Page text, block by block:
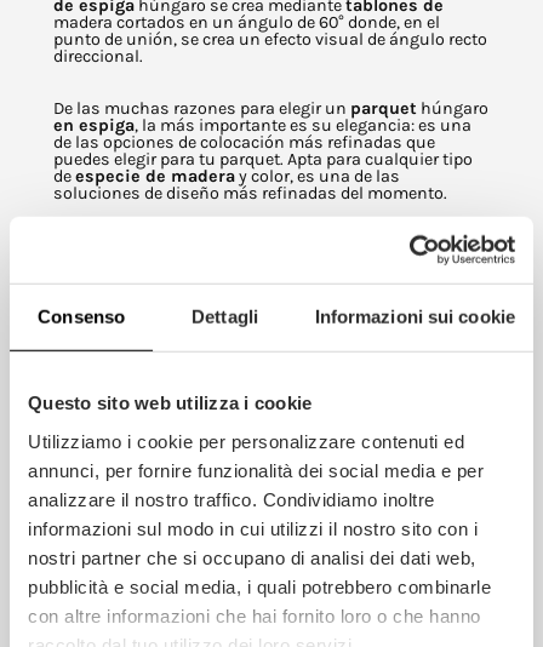
Consenso Dettagli Informazioni sui cookie
Questo sito web utilizza i cookie
Utilizziamo i cookie per personalizzare contenuti ed
annunci, per fornire funzionalità dei social media e per
analizzare il nostro traffico. Condividiamo inoltre
informazioni sul modo in cui utilizzi il nostro sito con i
nostri partner che si occupano di analisi dei dati web,
pubblicità e social media, i quali potrebbero combinarle
con altre informazioni che hai fornito loro o che hanno
de espiga húngaro se crea mediantetablones de
madera cortados en un ángulo de 60° donde, en el
punto de unión, se crea un efecto visual de ángulo recto
direccional.
De las muchas razones para elegir un parquet húngaro
en espiga, la más importante es su elegancia: es una
de las opciones de colocación más refinadas que
puedes elegir para tu parquet. Apta para cualquier tipo
deespecie de maderay color, es una de las
soluciones de diseño más refinadas del momento.
Rovere Essential Neutro,
suelo de madera
El barniz utilizado, para todos los productos Berti, es un
tóxicas, especialmente diseñado y formulado con
sometidas a diversas pruebas de resistencia.
El resultado es un parquetsuave al tacto, un producto
estéticamente impresionante y seguro, garantizado a lo
largo del tiempo.
EN ESTE PROYECTO:
⤷ Parquet de roble preacabado Neutro